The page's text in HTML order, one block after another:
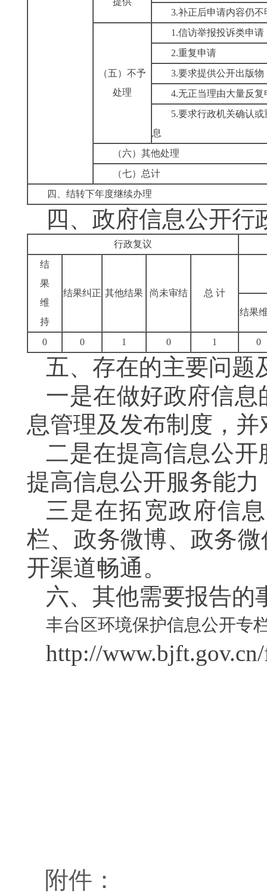
3.补正后申请内容仍不
（五）不予
处理
1.信访举报投诉类申请
2.重复申请
3.要求提供公开出版物
4.无正当理由大量反复
5.要求行政机关确认
息
（六）其他处理
（七）总计
四、结转下年度继续办理
四、政府信息公开行
行政复议
结
果
维
持
结果纠正 其他结果 尚未审结
总 计
结果
0 0 1 0 1 0
五、存在的主要问题
一是在做好政府信息
息管理及发布制度 ， 并
二是在提高信息公开
提高信息公开服务能力
三是在拓宽政府信
栏、政务微博、政务
开渠道畅通 。
六、其他需要报告的
丰台区环境保护信息公开专
http://
附件：